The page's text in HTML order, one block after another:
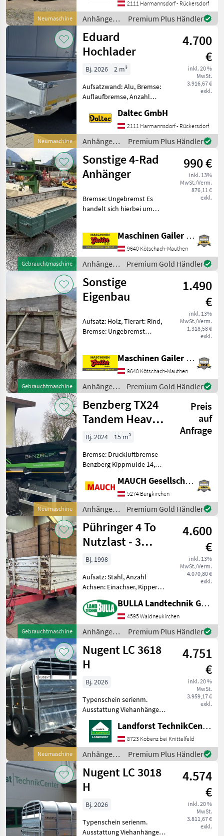
Neumaschine
Gesamtgewicht 1300kg
Nutzlast 795kg Innenmaße:
2580x1400x1480
Außenmasse: 4160x1910x
2111 Harmannsdorf - Rückersdorf
Anhänger /
Daltec
Premium Plus Händler
Neumaschine
Eduard
Hochlader
4.700
€
inkl. 20 %
MwSt.
3.916,67 €
exkl.
Bj. 2026
2 m³
Aufsatzwand: Alu, Bremse:
Auflaufbremse, Anzahl
Bordwand: Alu,
Typenschein, Verzurröse,
Verladerampe, Typenschein
Hochlader mit Rampen
406x200x30 3000
Daltec GmbH
2111 Harmannsdorf - Rückersdorf
Anhänger /
Eduard
Premium Plus Händler
Gebrauchtmaschine
Sonstige 4-Rad
Anhänger
990 €
inkl. 13%
MwSt./Verm.
876,11 €
exkl.
Bremse: Ungebremst Es
handelt sich hierbei um
kleineren Traktoren Die
Innenbreite beträgt 130 cm
und die Innenlänge betr
Maschinen Gailer GmbH
9640 Kötschach-Mauthen
Anhänger /
Sonstige
Premium Gold Händler
Gebrauchtmaschine
Sonstige
Eigenbau
1.490
€
inkl. 13%
MwSt./Verm.
1.318,58 €
exkl.
Aufsatz: Holz, Tierart: Rind,
Bremse: Ungebremst
L/B/H: 350/160/180cm *
Platz für ca. 6 Kühe *
Aufbau aus Holz * V
Maschinen Gailer GmbH
9640 Kötschach-Mauthen
Anhänger /
Sonstige
Premium Gold Händler
Neumaschine
Benzberg TX24
Tandem Heavy
Duty Basis
Preis
auf
Anfrage
Bj. 2024
15 m³
Bremse: Druckluftbremse
Benzberg Kippmulde 14,
Heckwand doppelwirkend
Schutzbleche seitlich inkl.
Baggerschutz vorne 2
Hubzylinder im Rahmen
MAUCH Gesellschaft m.b.H. & Co.KG
5274 Burgkirchen
Anhänger /
Benzberg
Premium Gold Händler
Gebrauchtmaschine
Pühringer 4 To
Nutzlast - 3
Seitenkipper
4.600
€
inkl. 13%
MwSt./Verm.
4.070,80 €
exkl.
Bj. 1998
Aufsatz: Stahl, Anzahl
Achsen: Einachser, Kipper-
PÜHRINGER Kipper + 3
Seitenkipper + 1 Achs +
Plateaugröße 2, 95 m x 1, 8
m + Stahlbordwand
BULLA Landtechnik GmbH
4595 Waldneukirchen
Anhänger /
Pühringer
Premium Plus Händler
Neumaschine
Nugent LC 3618
H
4.751
€
inkl. 20 %
MwSt.
3.959,17 €
exkl.
Bj. 2026
Typenschein serienm.
Ausstattung Viehanhänger
mit 2 Achsen
Abmessungen: L 3, 71m / B
1, 80m / H 1, 93m
Höchstzulässiges
Gesamtgewicht 3.500 kg
Eigengewicht ca. 1.250 kg
Landforst TechnikCenter Knittelfeld
8723 Kobenz bei Knittelfeld
Anhänger /
Nugent
Premium Plus Händler
Nugent LC 3018
H
4.574
€
inkl. 20 %
MwSt.
3.811,67 €
exkl.
Bj. 2026
Typenschein serienm.
Ausstattung Viehanhänger